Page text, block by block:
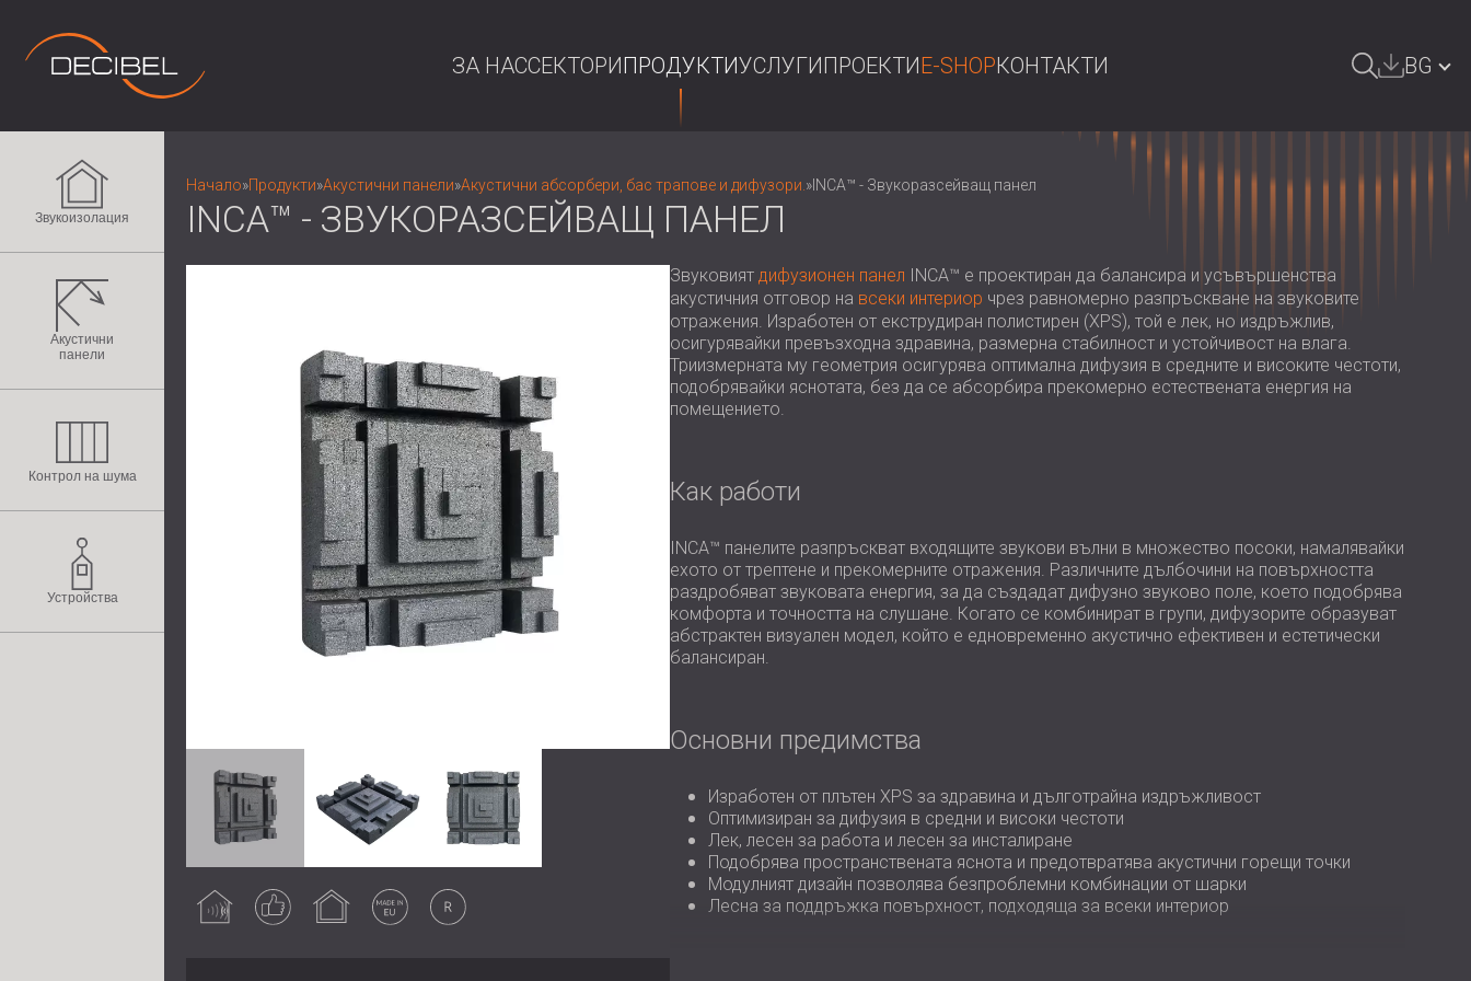
ЗА НАССЕКТОРИПРОДУКТИУСЛУГИПРОЕКТИE-SHOPКОНТАКТИ BG
SRBIJA | RS
ROMÂNIA | RO
POLAND | PL
SOUTH AFRICA | ZA
Звукоизолация
Акустични
панели
Контрол на шума
Устройства
Начало»Продукти»Акустични панели»Акустични абсорбери, бас трапове и дифузoри. » INCA™ - Звукоразсейващ панел
INCA™ - ЗВУКОРАЗСЕЙВАЩ ПАНЕЛ
акустиката
резултат
употреба
в EU
продукт
Звуковият дифузионен панел INCA™ е проектиран да балансира и усъвършенства
акустичния отговор на всеки интериор чрез равномерно разпръскване на звуковите
отражения. Изработен от екструдиран полистирен (XPS), той е лек, но издръжлив,
осигурявайки превъзходна здравина, размерна стабилност и устойчивост на влага.
Триизмерната му геометрия осигурява оптимална дифузия в средните и високите честоти,
подобрявайки яснотата, без да се абсорбира прекомерно естествената енергия на
помещението.
Как работи
INCA™ панелите разпръскват входящите звукови вълни в множество посоки, намалявайки
ехото от трептене и прекомерните отражения. Различните дълбочини на повърхността
раздробяват звуковата енергия, за да създадат дифузно звуково поле, което подобрява
комфорта и точността на слушане. Когато се комбинират в групи, дифузорите образуват
абстрактен визуален модел, който е едновременно акустично ефективен и естетически
балансиран.
Основни предимства
Изработен от плътен XPS за здравина и дълготрайна издръжливост
Оптимизиран за дифузия в средни и високи честоти
Лек, лесен за работа и лесен за инсталиране
Подобрява пространствената яснота и предотвратява акустични горещи точки
Модулният дизайн позволява безпроблемни комбинации от шарки
Лесна за поддръжка повърхност, подходяща за всеки интериор